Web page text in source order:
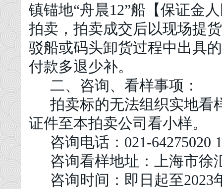
镇锚地“舟晨12”船【保证金
拍卖，拍卖成交后以现场提
驳船或码头卸货过程中出具
付款多退少补。
二、咨询、看样事项：
拍卖标的无法组织实地看
证件至本拍卖公司看小样。
咨询电话： 021-64275020
咨询看样地址：上海市徐
咨询时间：即日起至2023